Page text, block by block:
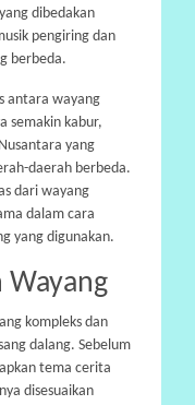
dibedakan
pengiring dan
berbeda.
antara wayang
semakin kabur,
yang
daerah berbeda.
dari wayang
dalam cara
yang digunakan.
Wayang
kompleks dan
dalang. Sebelum
tema cerita
disesuaikan